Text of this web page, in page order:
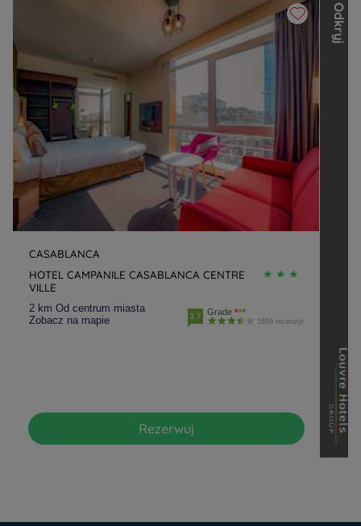
CASABLANCA
HOTEL CAMPANILE CASABLANCA CENTRE
VILLE
2 km Od centrum miasta
Zobacz na mapie
3.7 Grade
1659 recenzje
Rezerwuj
O
d
k
r
y
j
i
n
n
e
m
a
r
k
i
L
o
u
v
r
e
H
o
t
e
l
s
G
r
o
u
Hotele - Wrocław
Hotele - Paryż